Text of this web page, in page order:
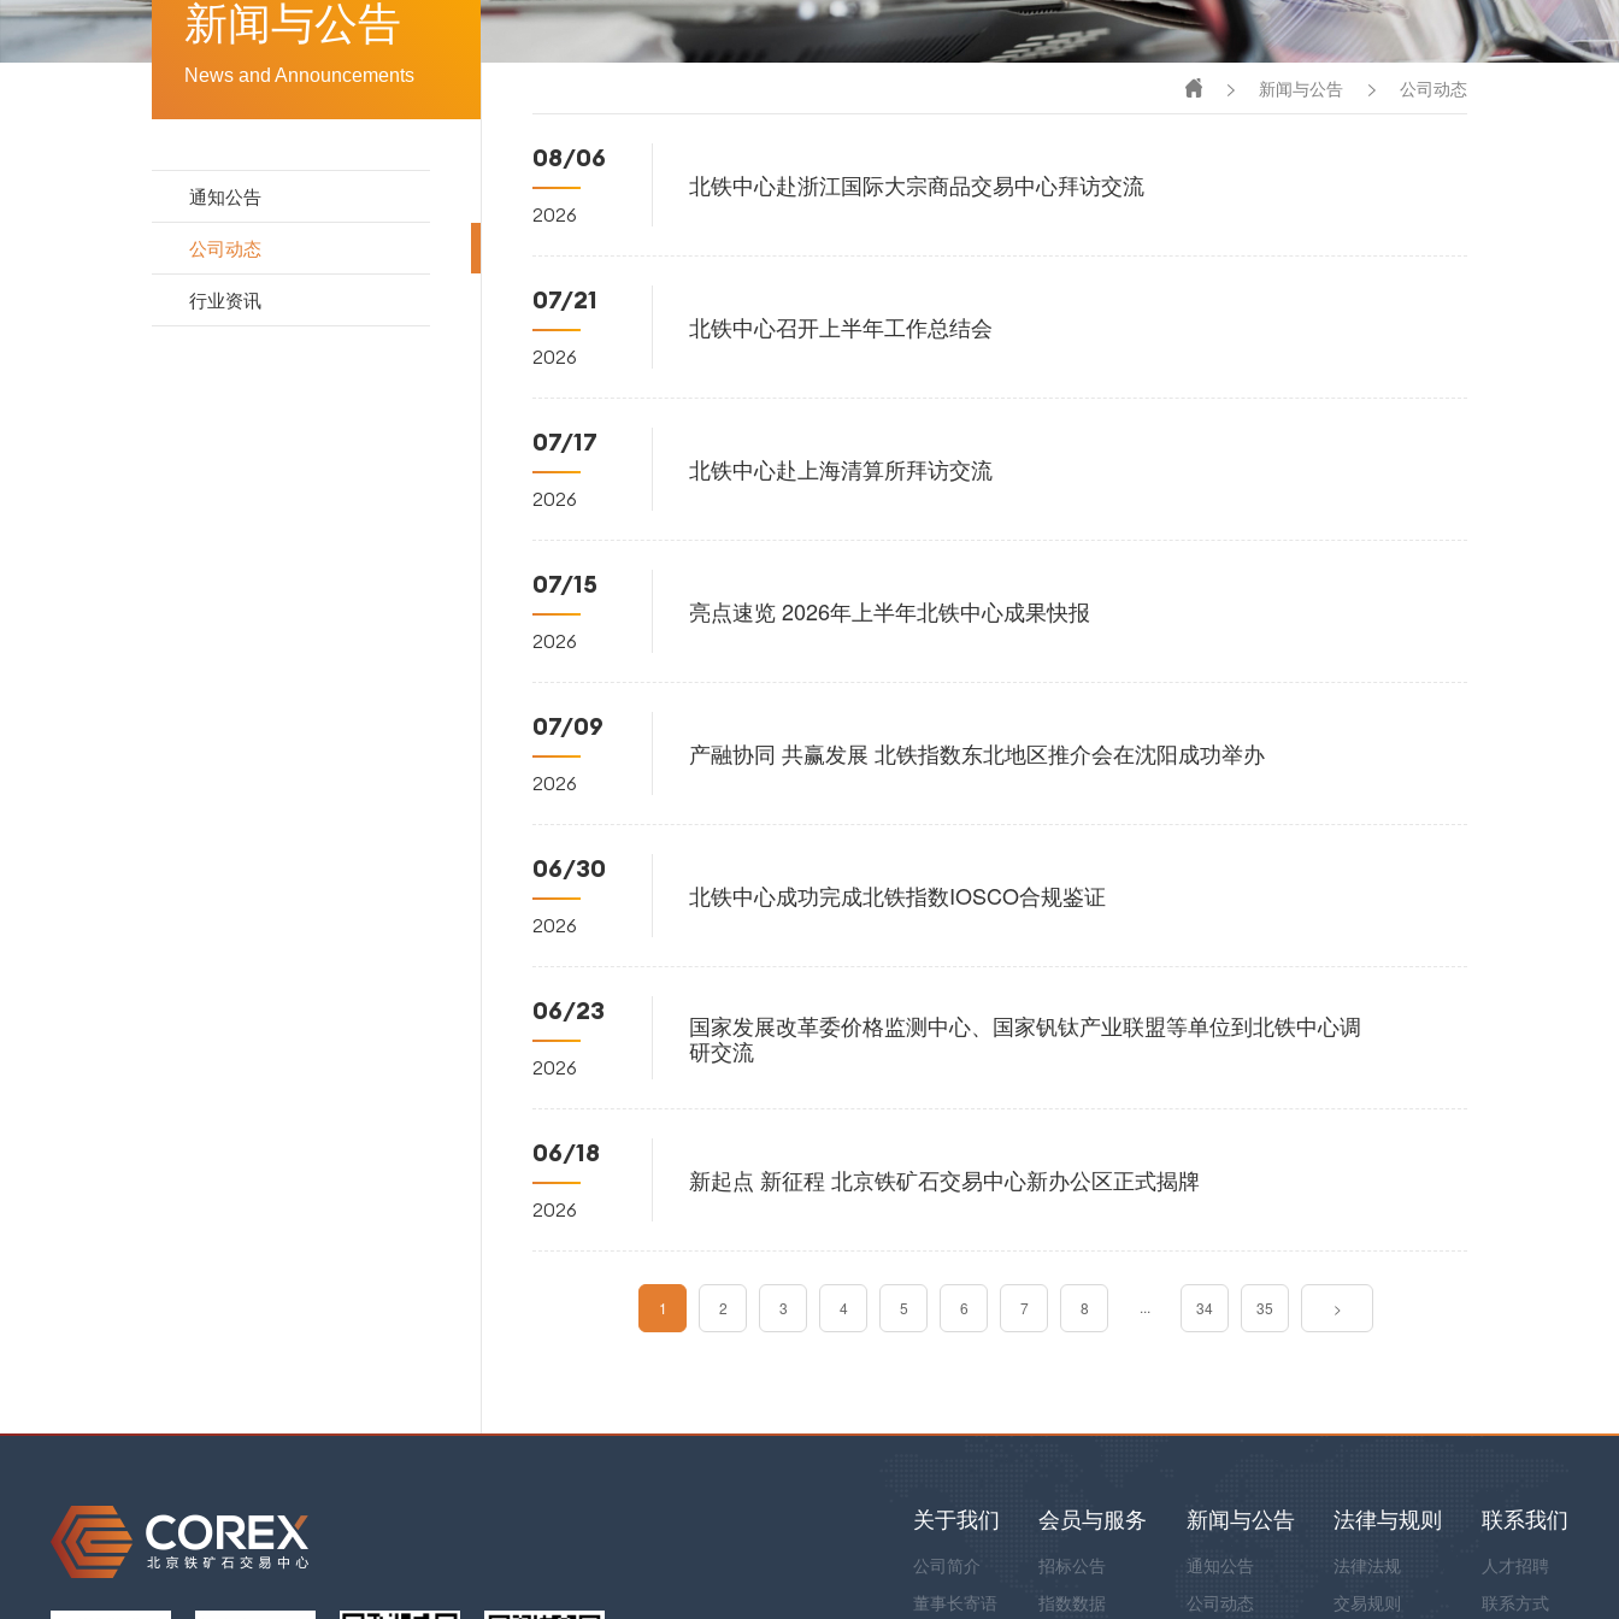
新闻与公告
News and Announcements
通知公告
公司动态
行业资讯
新闻与公告 公司动态
08/06
2026
北铁中心赴浙江国际大宗商品交易中心拜访交流
07/21
2026
北铁中心召开上半年工作总结会
07/17
2026
北铁中心赴上海清算所拜访交流
07/15
2026
亮点速览 2026年上半年北铁中心成果快报
07/09
2026
产融协同 共赢发展 北铁指数东北地区推介会在沈阳成功举办
06/30
2026
北铁中心成功完成北铁指数IOSCO合规鉴证
06/23
2026
国家发展改革委价格监测中心、国家钒钛产业联盟等单位到北铁中心调
研交流
06/18
2026
新起点 新征程 北京铁矿石交易中心新办公区正式揭牌
1 2 3 4 5 6 7 8 ... 34 35 >
关于我们
公司简介
董事长寄语
会员与服务
招标公告
指数数据
新闻与公告
通知公告
公司动态
法律与规则
法律法规
交易规则
联系我们
人才招聘
联系方式